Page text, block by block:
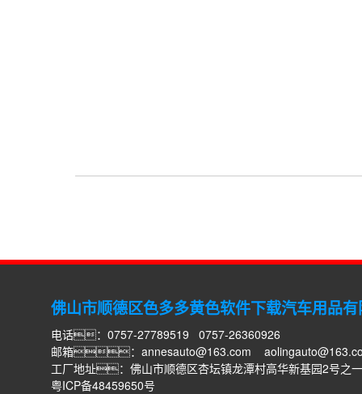
佛山市顺德区色多多黄色软件下载汽车用品
电话：0757-27789519 0757-26360926
邮箱： annesauto@163.com
工厂地址：佛山市顺德区杏坛镇龙潭村高华新基园2号之一
粤ICP备48459650号